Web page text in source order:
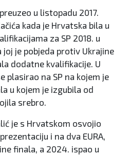
u listopadu 2017.
kada je Hrvatska bila u
za SP 2018. u
je pobjeda protiv Ukrajine
dodatne kvalifikacije. U
plasirao na SP na kojem je
u kojem je izgubila od
srebro.
je s Hrvatskom osvojio
i na dva EURA,
finala, a 2024. ispao u